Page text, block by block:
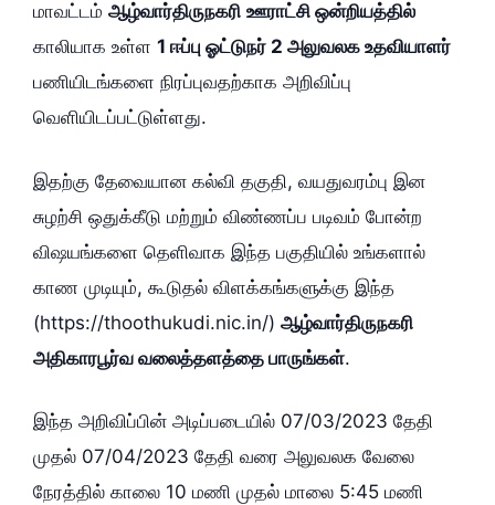
மாவட்டம் ஆழ்வார்திருநகரி ஊராட்சி ஒன்றியத்தில்
காலியாக உள்ள 1 ஈப்பு ஓட்டுநர் 2 அலுவலக உதவியாளர்
பணியிடங்களை நிரப்புவதற்காக அறிவிப்பு
வெளியிடப்பட்டுள்ளது.
இதற்கு தேவையான கல்வி தகுதி, வயதுவரம்பு இன
சுழற்சி ஒதுக்கீடு மற்றும் விண்ணப்ப படிவம் போன்ற
விஷயங்களை தெளிவாக இந்த பகுதியில் உங்களால்
காண முடியும், கூடுதல் விளக்கங்களுக்கு இந்த
(https://thoothukudi.nic.in/) ஆழ்வார்திருநகரி
அதிகாரபூர்வ வலைத்தளத்தை பாருங்கள்.
இந்த அறிவிப்பின் அடிப்படையில் 07/03/2023 தேதி
முதல் 07/04/2023 தேதி வரை அலுவலக வேலை
நேரத்தில் காலை 10 மணி முதல் மாலை 5:45 மணி